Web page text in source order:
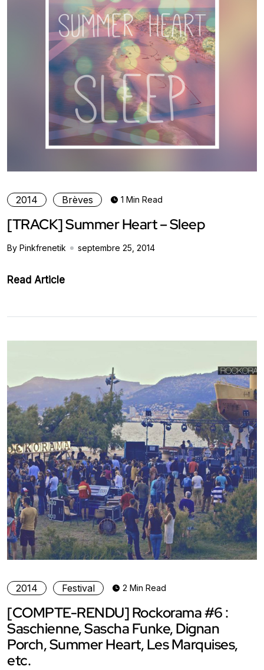
2014 Brèves 1 Min Read
[TRACK] Summer Heart – Sleep
By Pinkfrenetik septembre 25, 2014
Read Article
2014 Festival 2 Min Read
[COMPTE-RENDU] Rockorama #6 :
Saschienne, Sascha Funke, Dignan
Porch, Summer Heart, Les Marquises,
etc.